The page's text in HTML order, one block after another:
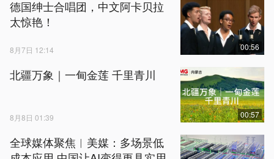
德国绅士合唱团，中文阿卡贝拉
太惊艳！
8月7日 12:14 00:56
北疆万象｜一甸金莲 千里青川
8月8日 01:39 00:57
全球媒体聚焦︱美媒：多场景低